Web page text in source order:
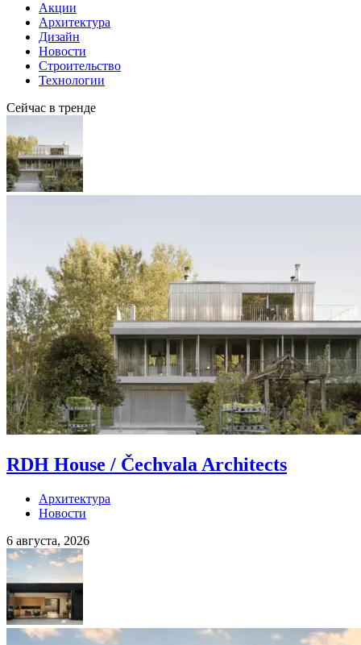
Акции
Архитектура
Дизайн
Новости
Строительство
Технологии
Сейчас в тренде
RDH House / Čechvala Architects
Архитектура
Новости
6 августа, 2026